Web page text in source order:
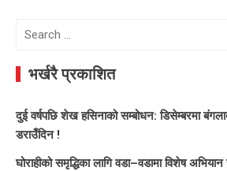
Search
भर्खरै प्रकाशित
दुई वर्षपछि शेख हसिनाको सम्बोधन: डिसेम्बरमा
डराउँदिन !
घोराहीको समृद्धिका लागि वडा–वडामा विशेष